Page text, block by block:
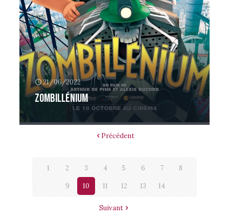
21/06/2022
Zombillénium
Précédent
1 2 3 4 5 6 7 8
9 10 11 12 13 14
Suivant